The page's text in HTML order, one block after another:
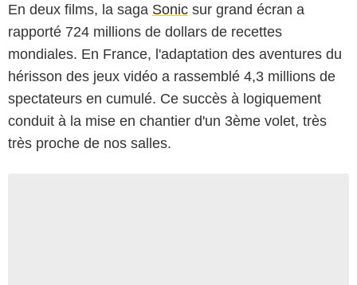
En deux films, la saga Sonic sur grand écran a
rapporté 724 millions de dollars de recettes
mondiales. En France, l'adaptation des aventures du
hérisson des jeux vidéo a rassemblé 4,3 millions de
spectateurs en cumulé. Ce succès à logiquement
conduit à la mise en chantier d'un 3ème volet, très
très proche de nos salles.